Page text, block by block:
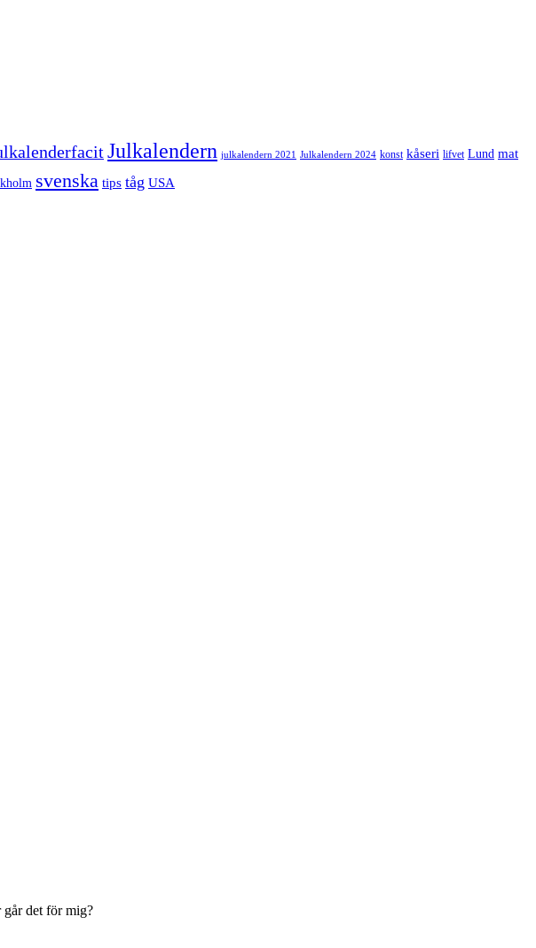
Julkalendern julkalendern 2021 Julkalendern 2024 konst kåseri lifvet Lund mat
svenska tips tåg USA
det för mig?